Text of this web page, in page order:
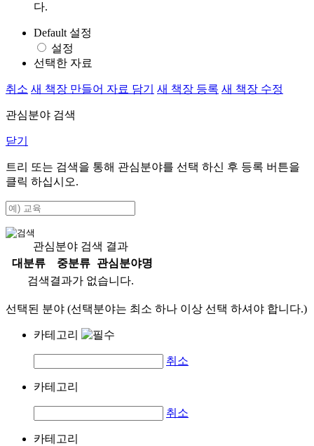
다.
Default 설정
설정
선택한 자료
취소 새 책장 만들어 자료 담기 새 책장 등록 새 책장 수정
관심분야 검색
닫기
트리 또는 검색을 통해 관심분야를 선택 하신 후 등록 버튼을
클릭 하십시오.
관심분야 검색 결과
대분류
중분류
관심분야명
검색결과가 없습니다.
선택된 분야 (선택분야는 최소 하나 이상 선택 하셔야 합니다.)
카테고리
취소
카테고리
취소
카테고리